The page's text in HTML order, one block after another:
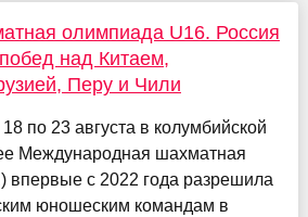
олимпиада U16. Россия
над Китаем,
Перу и Чили
по 23 августа в колумбийской
Международная шахматная
с 2022 года разрешила
юношеским командам в